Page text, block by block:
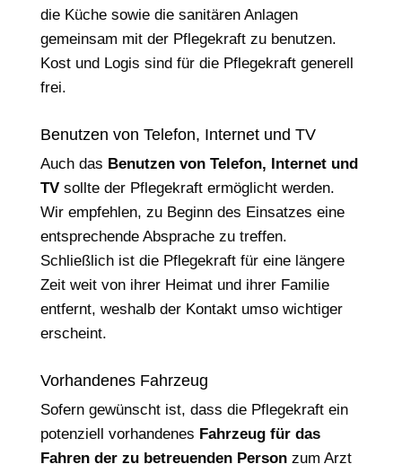
die Küche sowie die sanitären Anlagen
gemeinsam mit der Pflegekraft zu benutzen.
Kost und Logis sind für die Pflegekraft generell
frei.
Benutzen von Telefon, Internet und TV
Auch das Benutzen von Telefon, Internet und
TVsollte der Pflegekraft ermöglicht werden.
Wir empfehlen, zu Beginn des Einsatzes eine
entsprechende Absprache zu treffen.
Schließlich ist die Pflegekraft für eine längere
Zeit weit von ihrer Heimat und ihrer Familie
entfernt, weshalb der Kontakt umso wichtiger
erscheint.
Vorhandenes Fahrzeug
Sofern gewünscht ist, dass die Pflegekraft ein
potenziell vorhandenes Fahrzeug für das
Fahren der zu betreuenden Personzum Arzt